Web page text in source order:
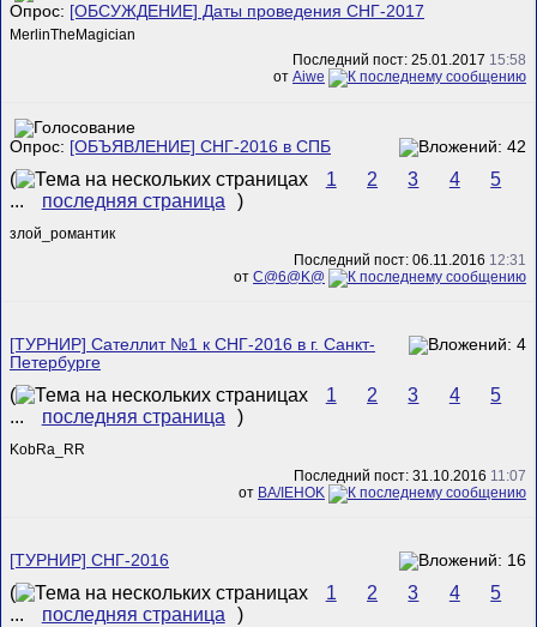
Опрос: [ОБСУЖДЕНИЕ] Даты проведения СНГ-2017
MerlinTheMagician
Последний пост: 25.01.2017 15:58
от Aiwe
Опрос: [ОБЪЯВЛЕНИЕ] СНГ-2016 в СПБ
( 1 2 3 4
5
...
последняя страница )
злой_романтик
Последний пост: 06.11.2016 12:31
от C@6@K@
[ТУРНИР] Сателлит №1 к СНГ-2016 в г. Санкт-
Петербурге
( 1 2 3 4
5
...
последняя страница )
KobRa_RR
Последний пост: 31.10.2016 11:07
от BA/IEHOK
[ТУРНИР] СНГ-2016
( 1 2 3 4
5
...
последняя страница )